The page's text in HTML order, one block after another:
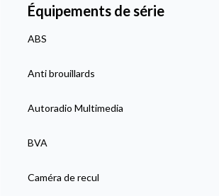
Équipements de série
ABS
Anti brouillards
Autoradio Multimedia
BVA
Caméra de recul